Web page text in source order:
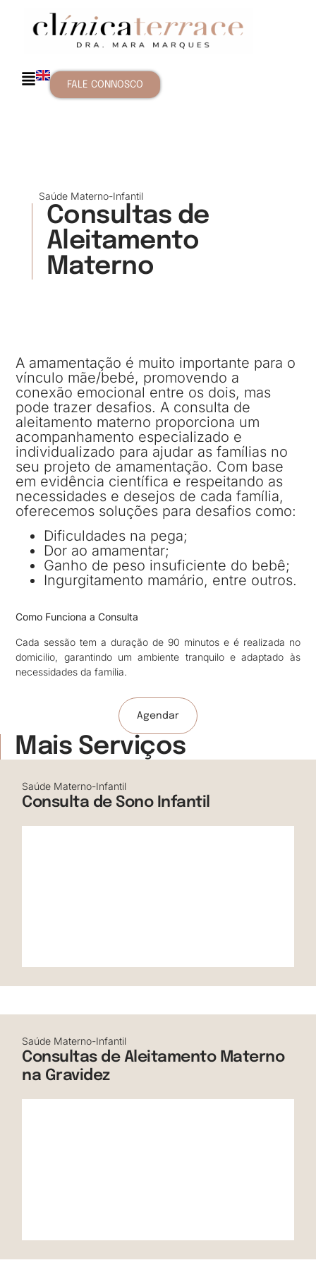
FALE CONNOSCO
Saúde Materno-Infantil
Consultas de
Aleitamento
Materno
A amamentação é muito importante para o
vínculo mãe/bebé, promovendo a
conexão emocional entre os dois, mas
pode trazer desafios. A consulta de
aleitamento materno proporciona um
acompanhamento especializado e
individualizado para ajudar as famílias no
seu projeto de amamentação. Com base
em evidência científica e respeitando as
necessidades e desejos de cada família,
oferecemos soluções para desafios como:
Dificuldades na pega;
Dor ao amamentar;
Ganho de peso insuficiente do bebê;
Ingurgitamento mamário, entre outros.
Como Funciona a Consulta
Cada sessão tem a duração de 90 minutos e é realizada no
domicilio, garantindo um ambiente tranquilo e adaptado às
necessidades da família.
Agendar
Mais Serviços
Saúde Materno-Infantil
Consulta de Sono Infantil
Saúde Materno-Infantil
Consultas de Aleitamento Materno
na Gravidez